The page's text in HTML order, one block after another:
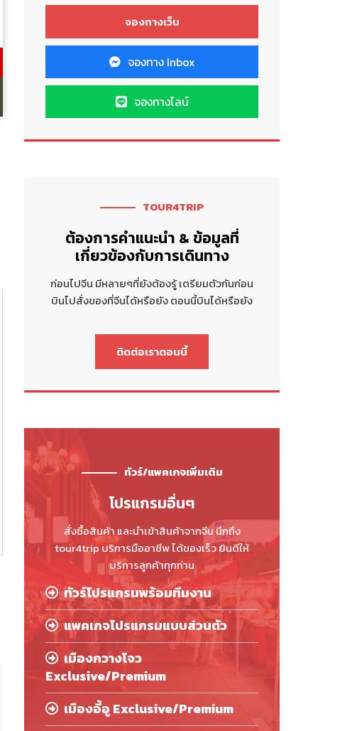
จองทาง Inbox
จองทางไลน์
TOUR4TRIP
ต้องการคำแนะนำ & ข้อมูลที่
เกี่ยวข้องกับการเดินทาง
ก่อนไปจีน มีหลายๆที่ยังต้องรู้ เตรียมตัวกันก่อน
บินไปสั่งของที่จีนได้หรือยัง ตอนนี้บินได้หรือยัง
ติดต่อเราตอนนี้
ทัวร์/แพคเกจเพิ่มเติม
โปรแกรมอื่นๆ
สั่งซื้อสินค้า และนำเข้าสินค้าจากจีน นึกถึง
tour4trip บริการมืออาชีพ ได้ของเร็ว ยินดีให้
บริการลูกค้าทุกท่าน
ทัวร์โปรแกรมพร้อมทีมงาน
แพคเกจโปรแกรมแบบส่วนตัว
เมืองกวางโจว
Exclusive/Premium
เมืองอี้อู Exclusive/Premium